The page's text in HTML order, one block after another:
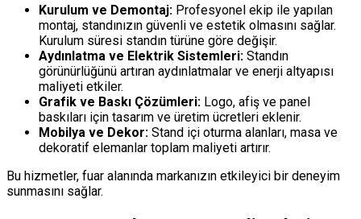
Kurulum ve Demontaj: Profesyonel ekip ile yapılan
montaj, standınızın güvenli ve estetik olmasını sağlar.
Kurulum süresi standın türüne göre değişir.
Aydınlatma ve Elektrik Sistemleri: Standın
görünürlüğünü artıran aydınlatmalar ve enerji altyapısı
maliyeti etkiler.
Grafik ve Baskı Çözümleri: Logo, afiş ve panel
baskıları için tasarım ve üretim ücretleri eklenir.
Mobilya ve Dekor: Stand içi oturma alanları, masa ve
dekoratif elemanlar toplam maliyeti artırır.
Bu hizmetler, fuar alanında markanızın etkileyici bir deneyim
sunmasını sağlar.